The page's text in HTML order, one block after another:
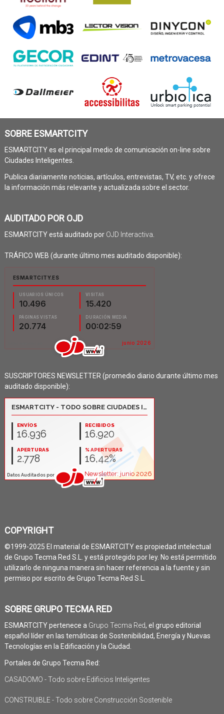
SOBRE ESMARTCITY
ESMARTCITY es el principal medio de comunicación on-line sobre
Ciudades Inteligentes.
Publica diariamente noticias, artículos, entrevistas, TV, etc. y ofrece
la información más relevante y actualizada sobre el sector.
AUDITADO POR OJD
ESMARTCITY está auditado por OJD Interactiva.
TRÁFICO WEB (durante último mes auditado disponible):
SUSCRIPTORES NEWSLETTER (promedio diario durante último mes
auditado disponible):
COPYRIGHT
©1999-2025 El material de ESMARTCITY es propiedad intelectual
de Grupo Tecma Red S.L. y está protegido por ley. No está permitido
utilizarlo de ninguna manera sin hacer referencia a la fuente y sin
permiso por escrito de Grupo Tecma Red S.L.
SOBRE GRUPO TECMA RED
ESMARTCITY pertenece a Grupo Tecma Red, el grupo editorial
español líder en las temáticas de Sostenibilidad, Energía y Nuevas
Tecnologías en la Edificación y la Ciudad.
Portales de Grupo Tecma Red:
CASADOMO - Todo sobre Edificios Inteligentes
CONSTRUIBLE - Todo sobre Construcción Sostenible